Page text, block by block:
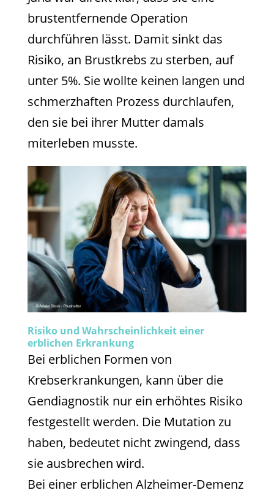
brustentfernende Operation
durchführen lässt. Damit sinkt das
Risiko, an Brustkrebs zu sterben, auf
unter 5%. Sie wollte keinen langen und
schmerzhaften Prozess durchlaufen,
den sie bei ihrer Mutter damals
miterleben musste.
Risiko und Wahrscheinlichkeit einer
erblichen Erkrankung
Bei erblichen Formen von
Krebserkrankungen, kann über die
Gendiagnostik nur ein erhöhtes Risiko
festgestellt werden. Die Mutation zu
haben, bedeutet nicht zwingend, dass
sie ausbrechen wird.
Bei einer erblichen Alzheimer-Demenz